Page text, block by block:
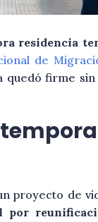
residencia
de
firme
proyecto de
por